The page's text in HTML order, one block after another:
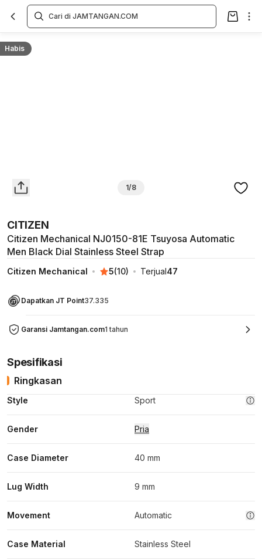
Habis
1/8
CITIZEN
Citizen Mechanical NJ0150-81E Tsuyosa Automatic
Men Black Dial Stainless Steel Strap
Citizen Mechanical 5(10) Terjual47
Dapatkan JT Point37.335
Garansi Jamtangan.com1 tahun
Overview
Spesifikasi
Ringkasan
Style Sport
Gender Pria
Case Diameter 40 mm
Lug Width 9 mm
Movement Automatic
Case Material Stainless Steel